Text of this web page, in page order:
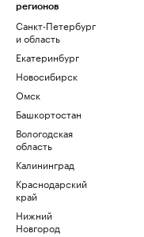
регионов
Санкт-Петербург
и область
Екатеринбург
Новосибирск
Омск
Башкортостан
Вологодская
область
Калининград
Краснодарский
край
Нижний
Новгород